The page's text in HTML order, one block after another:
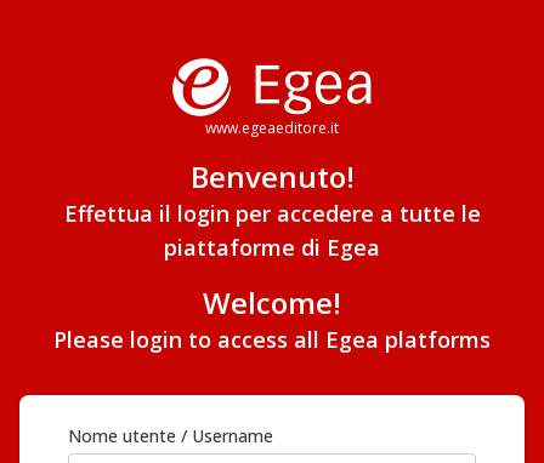
www.egeaeditore.it
Benvenuto!
Effettua il login per accedere a tutte le
piattaforme di Egea
Welcome!
Please login to access all Egea platforms
Nome utente / Username